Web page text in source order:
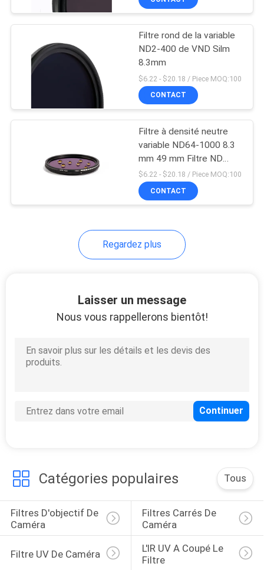
Filtre ND1000
6
Filtre neutre de nuit
Filtre neutre de
Filtre de densité
neutre gradué
Filtre rond de la variable
ND2-400 de VND Silm
8.3mm
$6.22 - $20.18 / Piece MOQ:100
CONTACT
Filtre à densité neutre
variable ND64-1000 8.3
mm 49 mm Filtre ND
variable
$6.22 - $20.18 / Piece MOQ:100
CONTACT
Regardez plus
Laisser un message
Nous vous rappellerons bientôt!
Catégories populaires Tous
Filtres D'objectif De
Caméra
Filtres Carrés De
Caméra
Filtre UV De Caméra
L'IR UV A Coupé Le
Filtre